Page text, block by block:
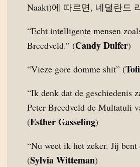
Naakt)에 따르면, 네덜란드
“Echt intelligente mensen
Breedveld.” (Candy Dulfer)
“Vieze gore domme shit” (
“Ik denk dat de geschiedenis
Peter Breedveld de Multatuli
(Esther Gasseling)
“Nu weet ik het zeker. Jij bent
(Sylvia Witteman)